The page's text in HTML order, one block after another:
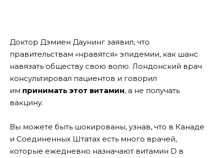
Доктор Дэмиен Даунинг заявил, что
правительствам «нравятся» эпидемии, как шанс
навязать обществу свою волю. Лондонский врач
консультировал пациентов и говорил
им принимать этот витамин, а не получать
вакцину.
Вы можете быть шокированы, узнав, что в Канаде
и Соединенных Штатах есть много врачей,
которые ежедневно назначают витамин D в